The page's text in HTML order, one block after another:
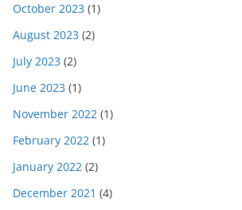
October 2023 (1)
August 2023 (2)
July 2023 (2)
June 2023 (1)
November 2022 (1)
February 2022 (1)
January 2022 (2)
December 2021 (4)